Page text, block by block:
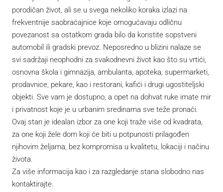
porodičan život, ali se u svega nekoliko koraka izlazi na
frekventnije saobraćajnice koje omogućavaju odličnu
povezanost sa ostatkom grada bilo da koristite sopstveni
automobil ili gradski prevoz. Neposredno u blizini nalaze se
svi sadržaji neophodni za svakodnevni život kao što su vrtići,
osnovna škola i gimnazija, ambulanta, apoteka, supermarketi,
prodavnice, pekare, kao i restorani, kafići i drugi ugostiteljski
objekti. Sve vam je dostupno, a opet na dohvat ruke imate mir
i privatnost koje je u urbanim sredinama sve teže pronaći.
Ovaj stan je idealan izbor za one koji traže više od kvadrata,
za one koji žele dom koji će biti u potpunosti prilagođen
njihovim željama, bez kompromisa u kvalitetu, lokaciji i načinu
života.
Za više informacija kao i za razgledanje stana slobodno nas
kontaktirajte.